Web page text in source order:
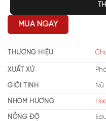
MUA NGAY
THƯƠNG HIỆU
XUẤT XỨ
GIỚI TÍNH Nữ
NHÓM HƯƠNG
NỒNG ĐỘ